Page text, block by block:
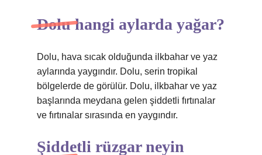
Dolu hangi aylarda yağar?
Dolu, hava sıcak olduğunda ilkbahar ve yaz
aylarında yaygındır. Dolu, serin tropikal
bölgelerde de görülür. Dolu, ilkbahar ve yaz
başlarında meydana gelen şiddetli fırtınalar
ve fırtınalar sırasında en yaygındır.
Şiddetli rüzgar neyin